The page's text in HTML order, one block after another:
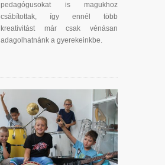
pedagógusokat is magukhoz
csábítottak, így ennél több
kreativitást már csak vénásan
adagolhatnánk a gyerekeinkbe.